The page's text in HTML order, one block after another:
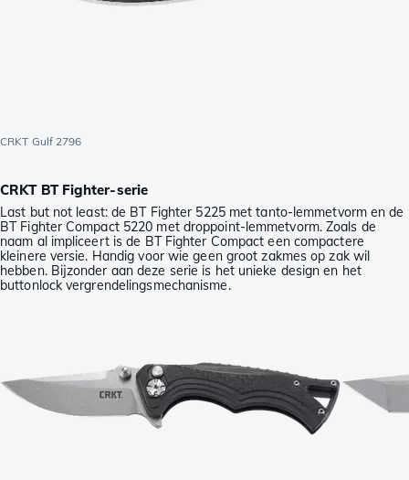
CRKT Gulf 2796
CRKT BT Fighter-serie
Last but not least: de BT Fighter 5225 met tanto-lemmetvorm en de
BT Fighter Compact 5220 met droppoint-lemmetvorm. Zoals de
naam al impliceert is de BT Fighter Compact een compactere
kleinere versie. Handig voor wie geen groot zakmes op zak wil
hebben. Bijzonder aan deze serie is het unieke design en het
buttonlock vergrendelingsmechanisme.